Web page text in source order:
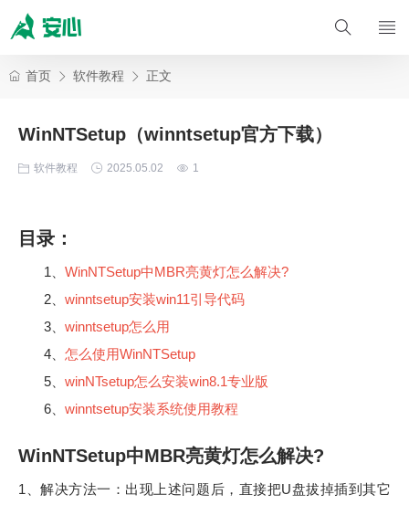
首页 软件教程 正文
WinNTSetup（winntsetup官方下载）
软件教程 2025.05.02 1
目录：
1、 WinNTSetup中MBR亮黄灯怎么解决?
2、 winntsetup安装win11引导代码
3、 winntsetup怎么用
4、 怎么使用WinNTSetup
5、 winNTsetup怎么安装win8.1专业版
6、 winntsetup安装系统使用教程
WinNTSetup中MBR亮黄灯怎么解决?
1、解决方法一：出现上述问题后，直接把U盘拔掉插到其它